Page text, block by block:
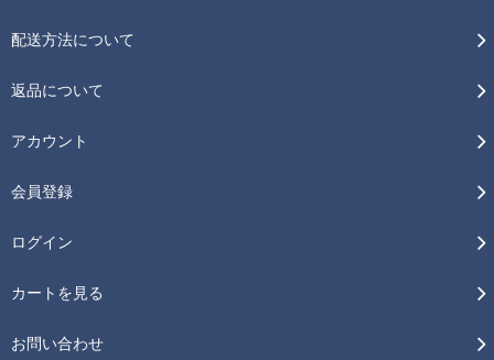
配送方法について
返品について
アカウント
会員登録
ログイン
カートを見る
お問い合わせ